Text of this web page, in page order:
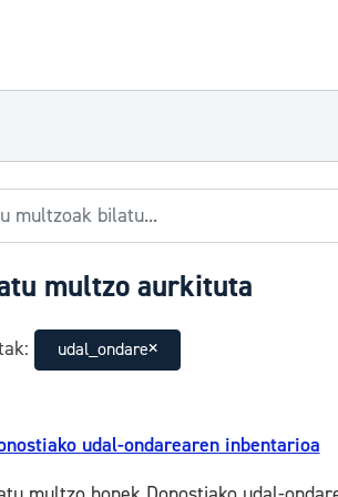
multzo aurkituta
udal_ondare
udal-ondarearen inbentarioa